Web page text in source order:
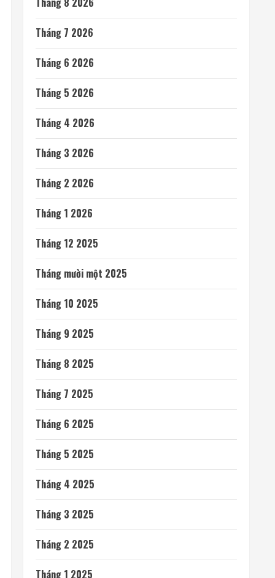
Tháng 7 2026
Tháng 6 2026
Tháng 5 2026
Tháng 4 2026
Tháng 3 2026
Tháng 2 2026
Tháng 1 2026
Tháng 12 2025
Tháng mười một 2025
Tháng 10 2025
Tháng 9 2025
Tháng 8 2025
Tháng 7 2025
Tháng 6 2025
Tháng 5 2025
Tháng 4 2025
Tháng 3 2025
Tháng 2 2025
Tháng 1 2025